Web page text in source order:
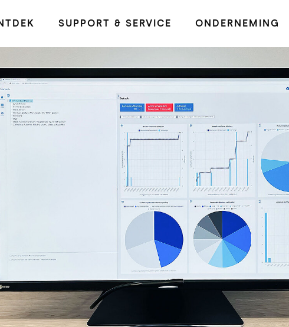
SUPPORT & SERVICE ONDERNEMING